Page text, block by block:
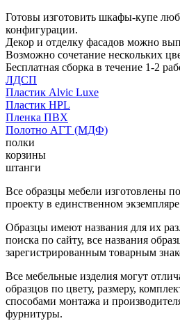
Готовы изготовить шкафы-купе
конфигурации.
Декор и отделку фасадов можно
Возможно сочетание нескольких
Бесплатная сборка в течение 1-2
ЛДСП
Пластик Alvic Luxe
Пластик HPL
Пленка ПВХ
Полотно АГТ (МДФ)
полки
корзины
штанги
Все образцы мебели изготовлены
проекту в единственном
Образцы имеют названия для их
поиска по сайту, все названия
зарегистрированным товарным
Все мебельные изделия могут
образцов по цвету, размеру,
способами монтажа и
фурнитуры.